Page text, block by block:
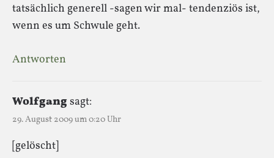
tatsächlich generell -sagen wir mal- tendenziös ist,
wenn es um Schwule geht.
Antworten
Wolfgangsagt:
29. August 2009 um 0:20 Uhr
[gelöscht]